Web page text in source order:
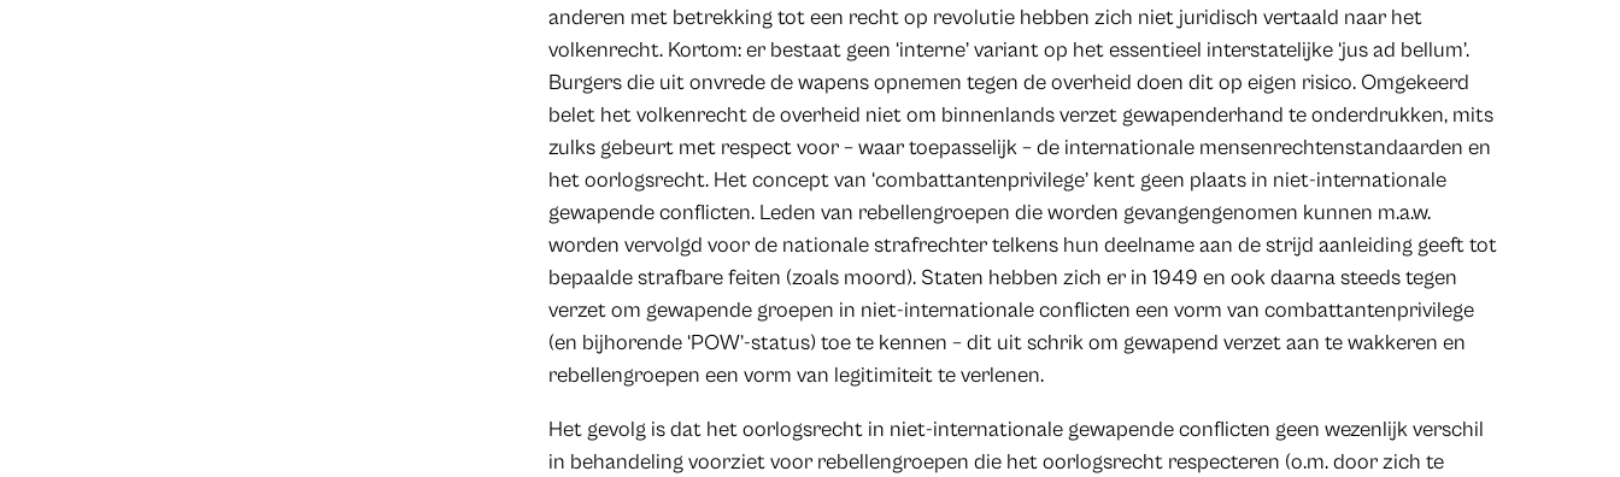
anderen met betrekking tot een recht op revolutie hebben zich niet juridisch vertaald naar het
volkenrecht. Kortom: er bestaat geen ‘interne’ variant op het essentieel interstatelijke ‘jus ad bellum’.
Burgers die uit onvrede de wapens opnemen tegen de overheid doen dit op eigen risico. Omgekeerd
belet het volkenrecht de overheid niet om binnenlands verzet gewapenderhand te onderdrukken, mits
zulks gebeurt met respect voor – waar toepasselijk – de internationale mensenrechtenstandaarden en
het oorlogsrecht. Het concept van ‘combattantenprivilege’ kent geen plaats in niet-internationale
gewapende conflicten. Leden van rebellengroepen die worden gevangengenomen kunnen m.a.w.
worden vervolgd voor de nationale strafrechter telkens hun deelname aan de strijd aanleiding geeft tot
bepaalde strafbare feiten (zoals moord). Staten hebben zich er in 1949 en ook daarna steeds tegen
verzet om gewapende groepen in niet-internationale conflicten een vorm van combattantenprivilege
(en bijhorende ‘POW’-status) toe te kennen – dit uit schrik om gewapend verzet aan te wakkeren en
rebellengroepen een vorm van legitimiteit te verlenen.
Het gevolg is dat het oorlogsrecht in niet-internationale gewapende conflicten geen wezenlijk verschil
in behandeling voorziet voor rebellengroepen die het oorlogsrecht respecteren (o.m. door zich te